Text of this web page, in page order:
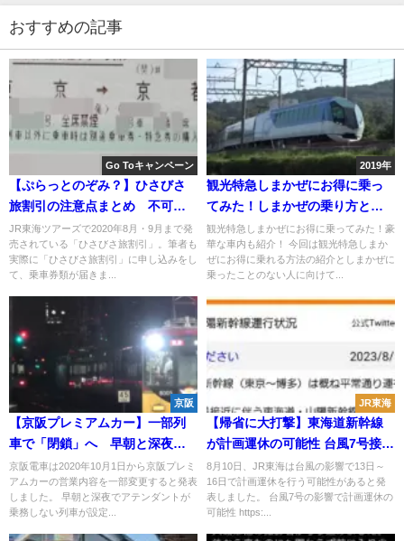
おすすめの記事
Go Toキャンペーン
【ぷらっとのぞみ？】ひさびさ
旅割引の注意点まとめ 不可抗
力による乗り遅れも自己責任
JR東海ツアーズで2020年8月・9月まで発
売されている「ひさびさ旅割引」。筆者も
実際に「ひさびさ旅割引」に申し込みをし
て、乗車券類が届きま...
2019年
観光特急しまかぜにお得に乗っ
てみた！しまかぜの乗り方と豪
華な車内も紹介！
観光特急しまかぜにお得に乗ってみた！豪
華な車内も紹介！ 今回は観光特急しまか
ぜにお得に乗れる方法の紹介としまかぜに
乗ったことのない人に向けて...
京阪
【京阪プレミアムカー】一部列
車で「閉鎖」へ 早朝と深夜を
中心にアテンダントが乗務しな
い列車も
京阪電車は2020年10月1日から京阪プレミ
アムカーの営業内容を一部変更すると発表
しました。 早朝と深夜でアテンダントが
乗務しない列車が設定...
JR東海
【帰省に大打撃】東海道新幹線
が計画運休の可能性 台風7号接近
の影響 巻き込まれない方法は?
8月10日、JR東海は台風の影響で13日～
16日で計画運休を行う可能性があると発
表しました。 台風7号の影響で計画運休の
可能性 https:...